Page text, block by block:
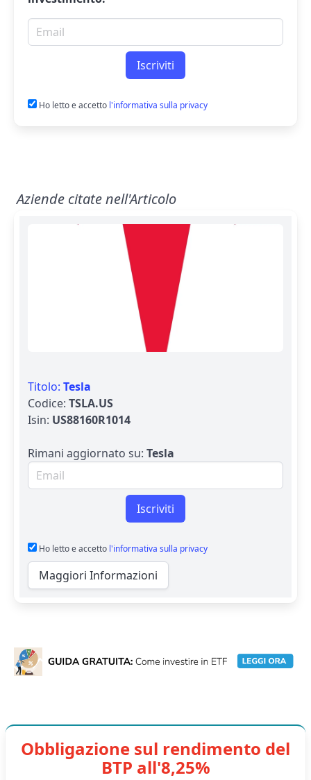
Email per newsletter
Iscriviti
Ho letto e accetto l'informativa sulla privacy
Aziende citate nell'Articolo
Titolo: Tesla
Codice: TSLA.US
Isin: US88160R1014
Rimani aggiornato su: Tesla
Email per newsletter
Iscriviti
Ho letto e accetto l'informativa sulla privacy
Maggiori Informazioni
Obbligazione sul rendimento del
BTP all'8,25%